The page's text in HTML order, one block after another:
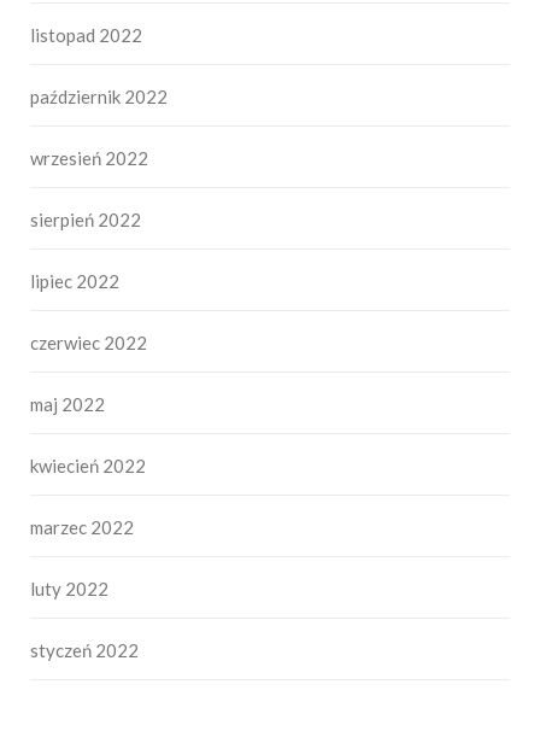
listopad 2022
październik 2022
wrzesień 2022
sierpień 2022
lipiec 2022
czerwiec 2022
maj 2022
kwiecień 2022
marzec 2022
luty 2022
styczeń 2022